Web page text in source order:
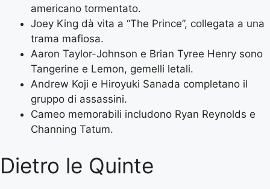
americano tormentato.
Joey King dà vita a “The Prince”, collegata a una
trama mafiosa.
Aaron Taylor-Johnson e Brian Tyree Henry sono
Tangerine e Lemon, gemelli letali.
Andrew Koji e Hiroyuki Sanada completano il
gruppo di assassini.
Cameo memorabili includono Ryan Reynolds e
Channing Tatum.
Dietro le Quinte